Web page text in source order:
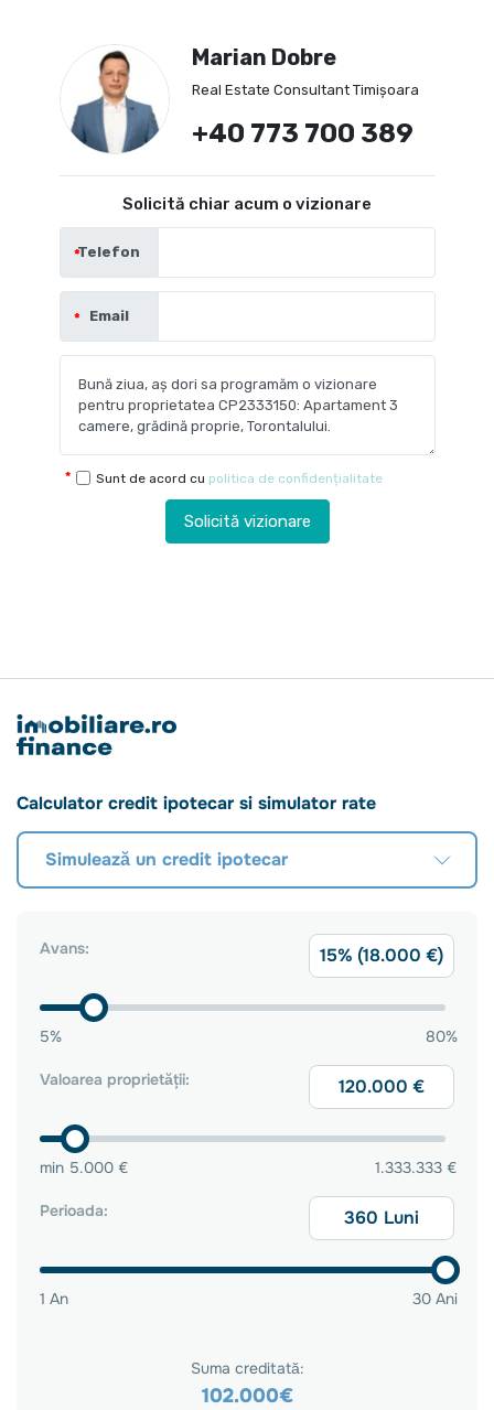
Marian Dobre
Real Estate Consultant Timișoara
+40 773 700 389
Solicită chiar acum o vizionare
Telefon
Email
Sunt de acord cu politica de confidențialitate
Solicită vizionare